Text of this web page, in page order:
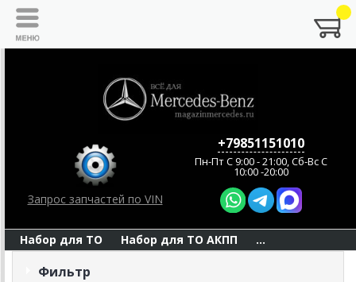
Запрос запчастей по VIN
+79851151010
Пн-Пт C 9:00 - 21:00, Сб-Вс С
10:00 -20:00
Набор для ТО Набор для ТО АКПП ...
Фильтр